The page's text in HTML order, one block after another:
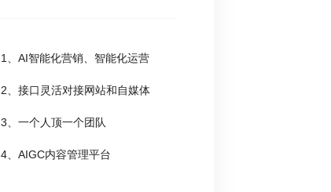
1、AI智能化营销、智能化运营
2、接口灵活对接网站和自媒体
3、一个人顶一个团队
4、AIGC内容管理平台